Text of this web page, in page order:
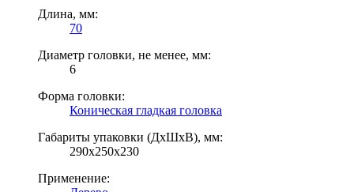
Длина, мм:
70
Диаметр головки, не менее, мм:
6
Форма головки:
Коническая гладкая головка
Габариты упаковки (ДхШхВ), мм:
290х250х230
Применение: